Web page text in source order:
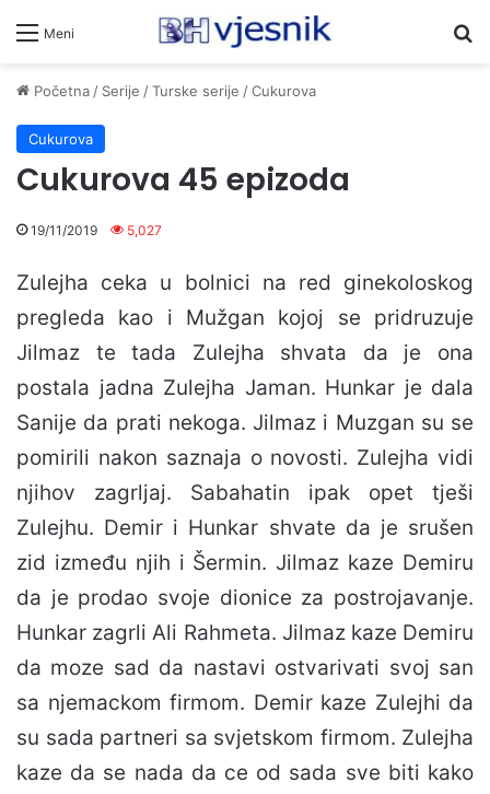
Meni
Početna/ Serije /Turske serije /Cukurova
Cukurova
Cukurova 45 epizoda
19/11/2019 5,027
Zulejha ceka u bolnici na red ginekoloskog
pregleda kao i Mužgan kojoj se pridruzuje
Jilmaz te tada Zulejha shvata da je ona
postala jadna Zulejha Jaman. Hunkar je dala
Sanije da prati nekoga. Jilmaz i Muzgan su se
pomirili nakon saznaja o novosti. Zulejha vidi
njihov zagrljaj. Sabahatin ipak opet tješi
Zulejhu. Demir i Hunkar shvate da je srušen
zid između njih i Šermin. Jilmaz kaze Demiru
da je prodao svoje dionice za postrojavanje.
Hunkar zagrli Ali Rahmeta. Jilmaz kaze Demiru
da moze sad da nastavi ostvarivati svoj san
sa njemackom firmom. Demir kaze Zulejhi da
su sada partneri sa svjetskom firmom. Zulejha
kaze da se nada da ce od sada sve biti kako